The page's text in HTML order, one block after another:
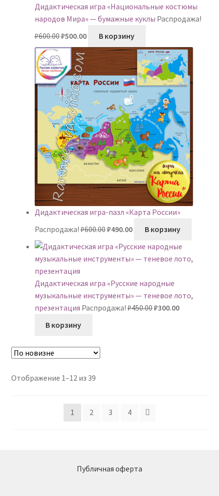
Дидактическая игра «Национальные костюмы
народов Мира» — бумажные куклы Распродажа!
₽600.00
составляла
₽600.00.
₽500.00
₽500.00.
В корзину
Дидактическая игра-пазл «Карта России»
Распродажа!₽600.00
составляла
₽600.00.
₽490.00
₽490.00.
В корзину
Дидактическая игра «Русские народные
музыкальные инструменты» — теневое лото,
презентация Распродажа!₽450.00Первоначальная
₽300.00Текущая
В корзину
Отображение 1–12 из 39Сортировка:
1
2 3 4
Публичная оферта